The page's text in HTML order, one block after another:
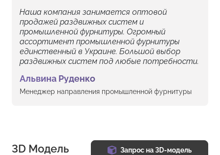
Наша компания занимается оптовой
продажей раздвижных систем и
промышленной фурнитуры. Огромный
ассортимент промышленной фурнитуры
единственный в Украине. Большой выбор
раздвижных систем под любые потребности.
Альвина Руденко
Менеджер направления промышленной фурнитуры
3D Модель Запрос на 3D-модель